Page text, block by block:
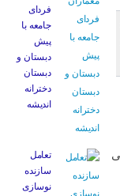
فردای
جامعه با
پیش
دبستان و
دبستان
دخترانه
اندیشه
تعامل
سازنده
نوسازی